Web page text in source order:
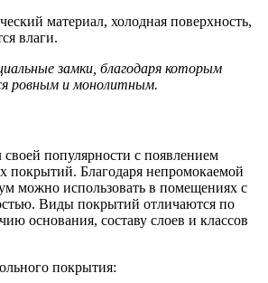
материал, холодная поверхность,
влаги.
замки, благодаря которым
ровным и монолитным.
популярности с появлением
покрытий. Благодаря непромокаемой
можно использовать в помещениях с
Виды покрытий отличаются по
основания, составу слоев и классов
покрытия: